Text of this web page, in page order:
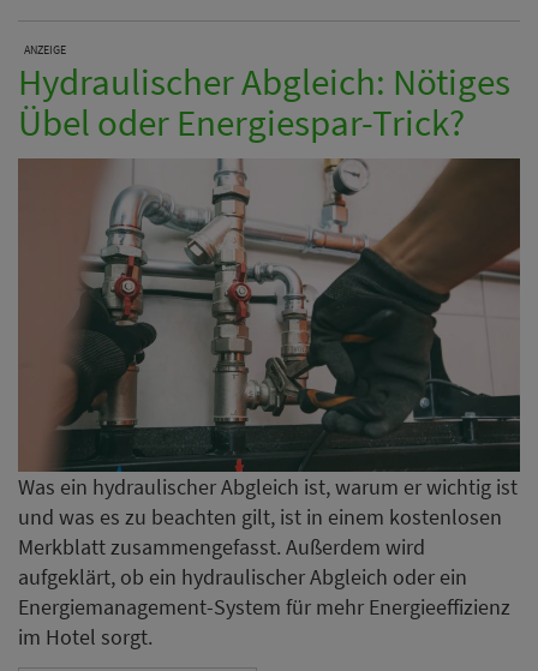
ANZEIGE
Hydraulischer Abgleich: Nötiges
Übel oder Energiespar-Trick?
Was ein hydraulischer Abgleich ist, warum er wichtig ist
und was es zu beachten gilt, ist in einem kostenlosen
Merkblatt zusammengefasst. Außerdem wird
aufgeklärt, ob ein hydraulischer Abgleich oder ein
Energiemanagement-System für mehr Energieeffizienz
im Hotel sorgt.